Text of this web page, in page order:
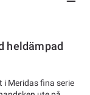
heldämpad
i Meridas fina serie